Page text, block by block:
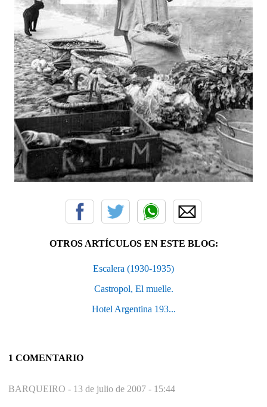
OTROS ARTÍCULOS EN ESTE BLOG:
Escalera (1930-1935)
Castropol, El muelle.
Hotel Argentina 193...
1 COMENTARIO
BARQUEIRO - 13 de julio de 2007 - 15:44